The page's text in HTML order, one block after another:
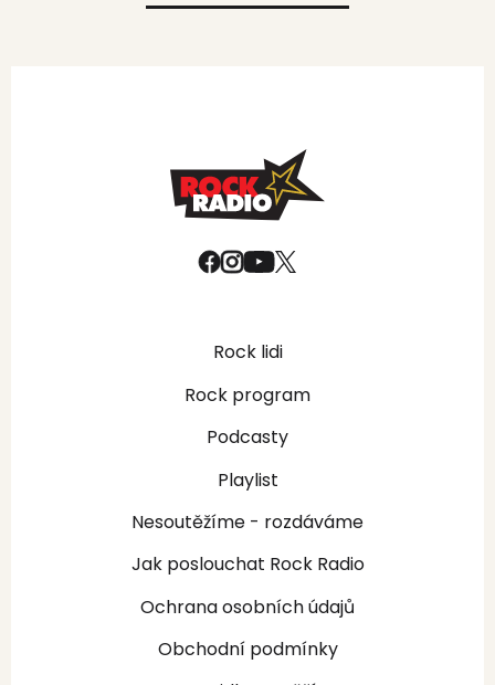
Rock lidi
Rock program
Podcasty
Playlist
Nesoutěžíme - rozdáváme
Jak poslouchat Rock Radio
Ochrana osobních údajů
Obchodní podmínky